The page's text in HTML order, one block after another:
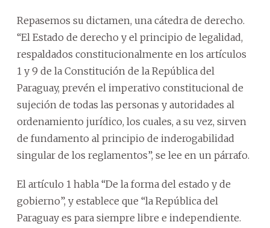
Repasemos su dictamen, una cátedra de derecho.
“El Estado de derecho y el principio de legalidad,
respaldados constitucionalmente en los artículos
1 y 9 de la Constitución de la República del
Paraguay, prevén el imperativo constitucional de
sujeción de todas las personas y autoridades al
ordenamiento jurídico, los cuales, a su vez, sirven
de fundamento al principio de inderogabilidad
singular de los reglamentos”, se lee en un párrafo.
El artículo 1 habla “De la forma del estado y de
gobierno”, y establece que “la República del
Paraguay es para siempre libre e independiente.